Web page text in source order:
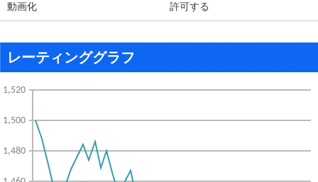
動画化 許可する
レーティンググラフ